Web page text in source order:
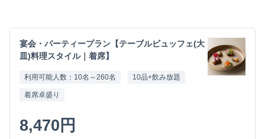
宴会・パーティープラン【テーブルビュッフェ(大
皿)料理スタイル｜着席】
利用可能人数：10名～260名 10品+飲み放題
着席卓盛り
8,470円